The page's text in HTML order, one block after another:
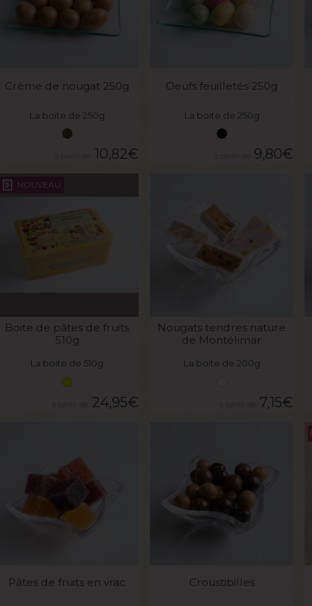
Crème de nougat 250g
La boite de 250g
10,82€
Oeufs feuilletés 250g
La boite de 250g
9,80€
NOUVEAU
Boite de pâtes de fruits
510g
La boite de 510g
24,95€
Nougats tendres nature
de Montélimar
La boite de 200g
7,15€
Pâtes de fruits en vrac Croustibilles